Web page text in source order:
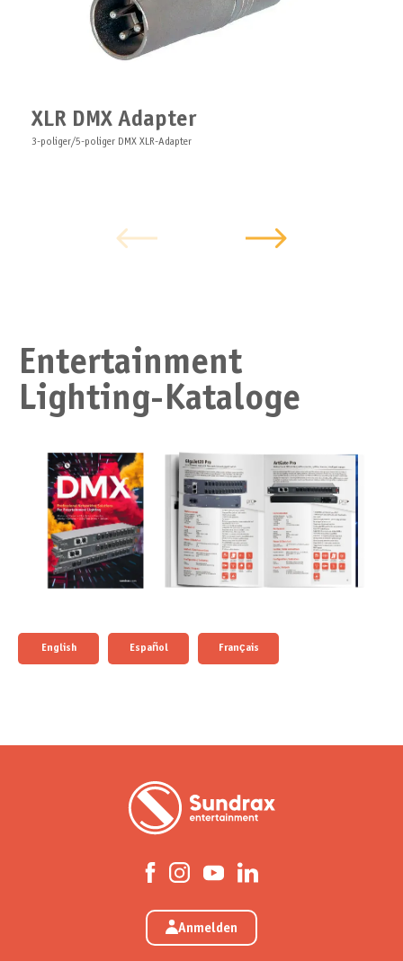
XLR DMX Adapter
3-poliger/5-poliger DMX XLR-Adapter
Entertainment
Lighting-Kataloge
English Español Français
Anmelden